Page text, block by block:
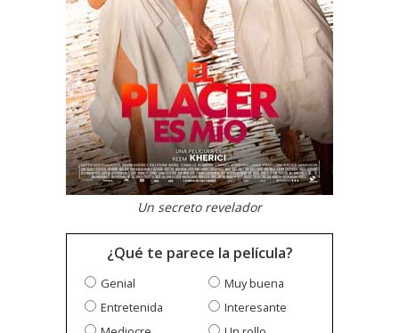
Un secreto revelador
¿Qué te parece la película?
Genial
Muy buena
Entretenida
Interesante